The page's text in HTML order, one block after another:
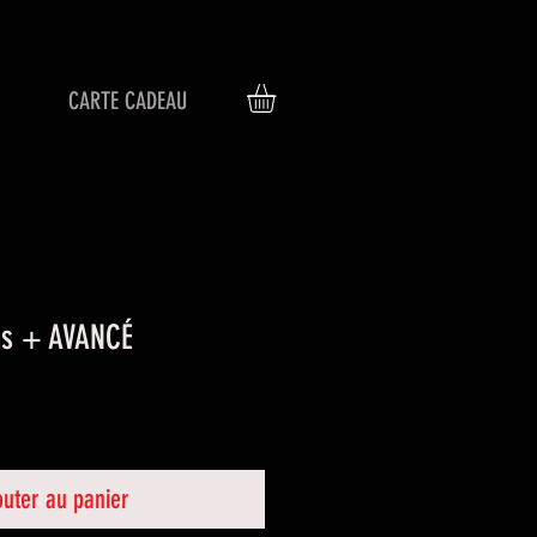
CARTE CADEAU
+ AVANCÉ
au panier